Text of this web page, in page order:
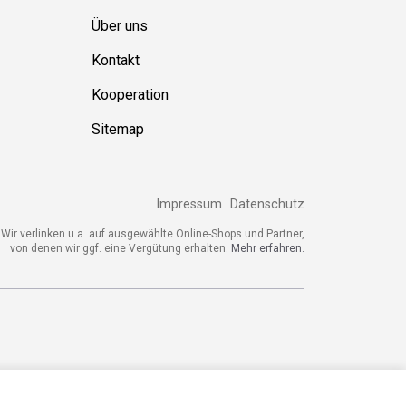
Über uns
Kontakt
Kooperation
Sitemap
Impressum Datenschutz
verlinken u.a. auf ausgewählte Online-Shops und Partner,
von denen wir ggf. eine Vergütung erhalten.Mehr erfahren.